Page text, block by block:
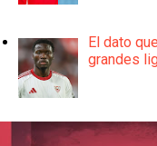
El dato
grandes